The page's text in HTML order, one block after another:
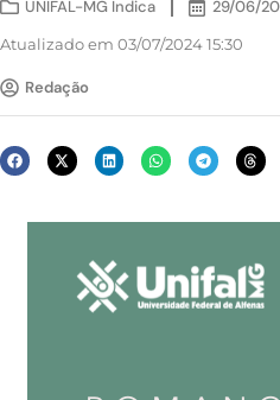
UNIFAL-MG Indica 29/06/
Atualizado em 03/07/2024 15:30
Redação